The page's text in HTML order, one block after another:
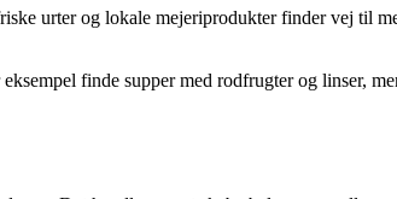
urter og lokale mejeriprodukter finder vej til
finde supper med rodfrugter og linser,